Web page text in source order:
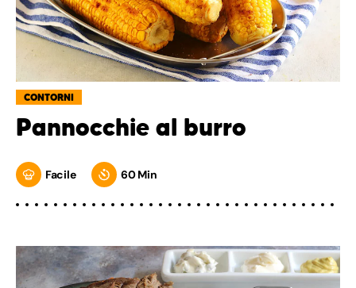
CONTORNI
Pannocchie al burro
Facile 60 Min